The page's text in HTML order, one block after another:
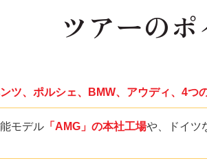
ツアーのポ
ツ、ポルシェ、BMW、アウディ、4つ
モデル 「AMG」の本社工場や、ドイツ